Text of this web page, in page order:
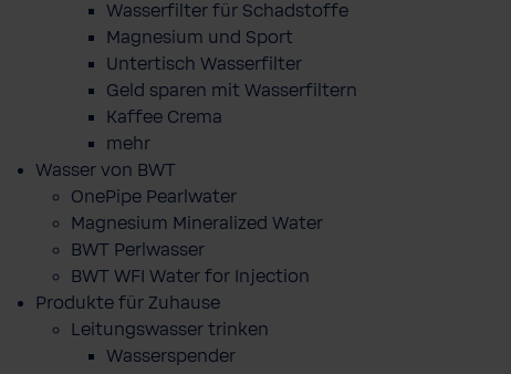
Wasserfilter für Schadstoffe
Magnesium und Sport
Untertisch Wasserfilter
Geld sparen mit Wasserfiltern
Kaffee Crema
mehr
Wasser von BWT
OnePipe Pearlwater
Magnesium Mineralized Water
BWT Perlwasser
BWT WFI Water for Injection
Produkte für Zuhause
Leitungswasser trinken
Wasserspender